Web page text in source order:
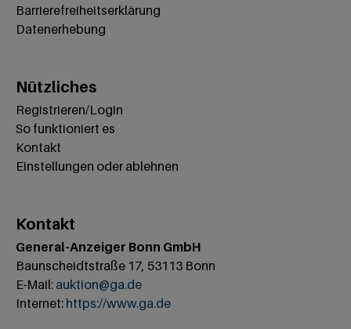
Barrierefreiheitserklärung
Datenerhebung
Nützliches
Registrieren/Login
So funktioniert es
Kontakt
Einstellungen oder ablehnen
Kontakt
General-Anzeiger Bonn GmbH
Baunscheidtstraße 17, 53113 Bonn
E-Mail: auktion@ga.de
Internet: https://www.ga.de